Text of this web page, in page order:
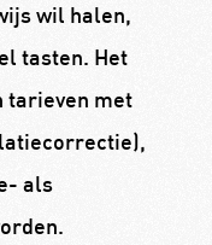
wil halen,
tasten. Het
tarieven met
als